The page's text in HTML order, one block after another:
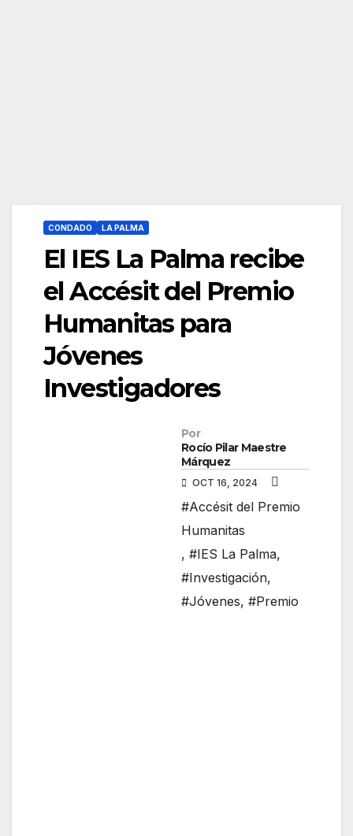
CONDADO LA PALMA
El IES La Palma recibe
el Accésit del Premio
Humanitas para
Jóvenes
Investigadores
Por
Rocío Pilar Maestre
Márquez
OCT 16, 2024
#Accésit del Premio
Humanitas
, #IES La Palma,
#Investigación,
#Jóvenes, #Premio